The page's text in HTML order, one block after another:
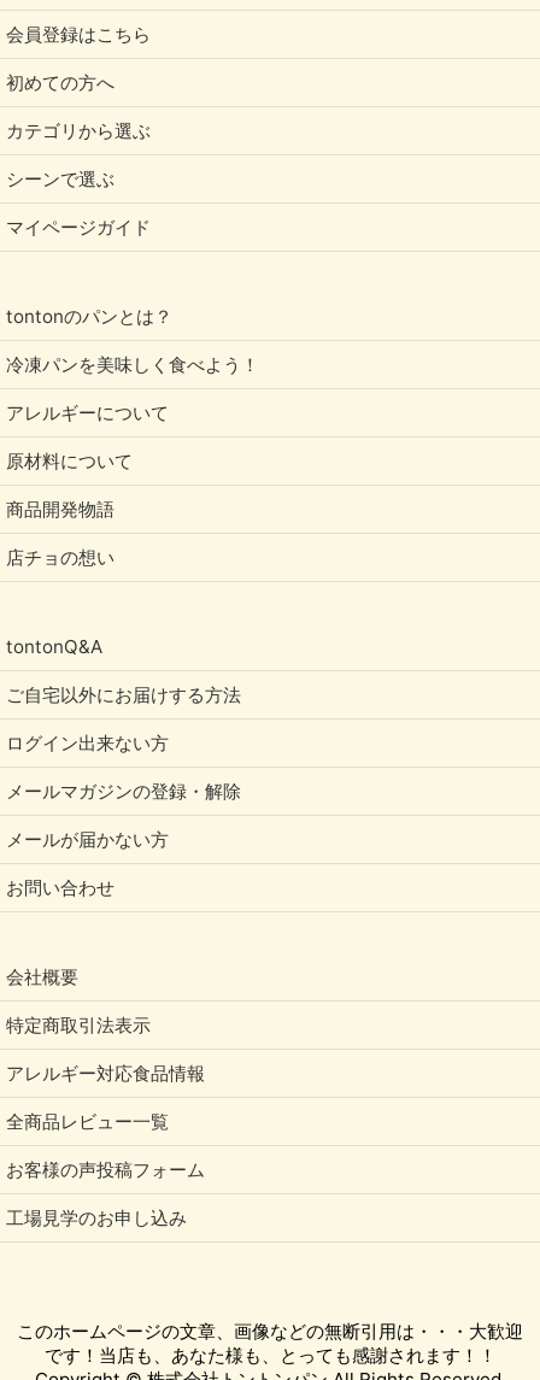
会員登録はこちら
初めての方へ
カテゴリから選ぶ
シーンで選ぶ
マイページガイド
tontonのパンとは？
冷凍パンを美味しく食べよう！
アレルギーについて
原材料について
商品開発物語
店チョの想い
tontonQ&A
ご自宅以外にお届けする方法
ログイン出来ない方
メールマガジンの登録・解除
メールが届かない方
お問い合わせ
会社概要
特定商取引法表示
アレルギー対応食品情報
全商品レビュー一覧
お客様の声投稿フォーム
工場見学のお申し込み
このホームページの文章、画像などの無断引用は・・・大歓迎
です！当店も、あなた様も、とっても感謝されます！！